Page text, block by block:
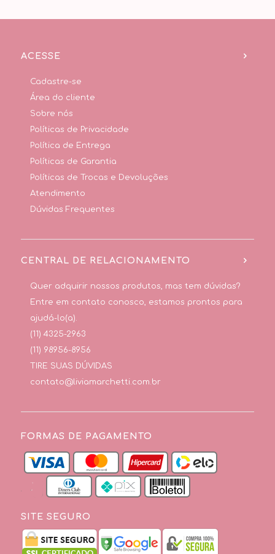
ACESSE
Cadastre-se
Área do cliente
Sobre nós
Políticas de Privacidade
Política de Entrega
Políticas de Garantia
Políticas de Trocas e Devoluções
Atendimento
Dúvidas Frequentes
CENTRAL DE RELACIONAMENTO
Quer adquirir nossos produtos, mas tem dúvidas?
Entre em contato conosco, estamos prontos para
ajudá-lo(a).
(11) 4325-2963
(11) 98956-8956
TIRE SUAS DÚVIDAS
contato@liviamarchetti.com.br
FORMAS DE PAGAMENTO
SITE SEGURO